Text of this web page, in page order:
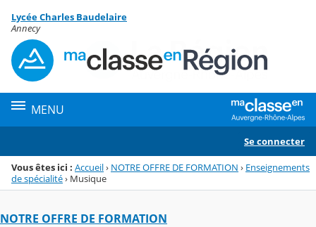
Menu de la rubrique
Contenu
Lycée Charles Baudelaire
Annecy
MENU
Se connecter
Vous êtes ici : Accueil› NOTRE OFFRE DE FORMATION › Enseignements
de spécialité› Musique
NOTRE OFFRE DE FORMATION